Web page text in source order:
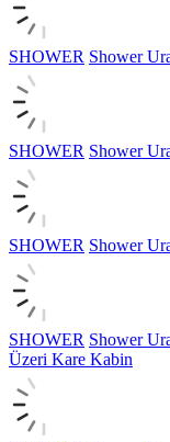
SHOWER Shower
SHOWER Shower
SHOWER Shower
SHOWER Shower
Üzeri Kare Kabin